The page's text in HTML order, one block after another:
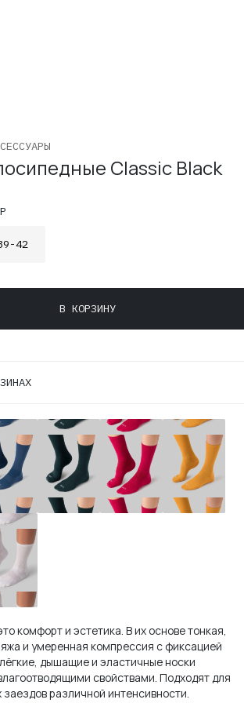
Classic Black
42
В КОРЗИНУ
Носки
велосипедные
ЭВОЛВ
(EVOLVE)
Сосна
Носки
велосипедные
ЭВОЛВ
(EVOLVE)
Томат
Носки
велосипедные
ЭВОЛВ
(EVOLVE)
Оранж
комфорт и эстетика. В их основе тонкая,
и умеренная компрессия с фиксацией
дышащие и эластичные носки
свойствами. Подходят для
различной интенсивности.